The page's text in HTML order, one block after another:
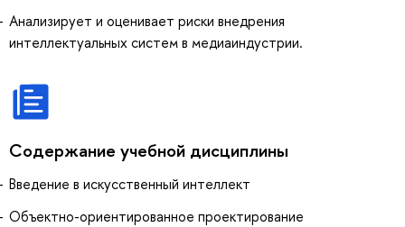
Анализирует и оценивает риски внедрения
интеллектуальных систем в медиаиндустрии.
Содержание учебной дисциплины
Введение в искусственный интеллект
Объектно-ориентированное проектирование